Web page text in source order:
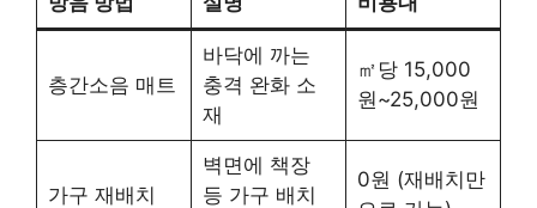
층간소음 매트
바닥에 까는
충격 완화 소
재
㎡당 15,000
원~25,000원
가구 재배치
벽면에 책장
등 가구 배치
0원 (재배치만